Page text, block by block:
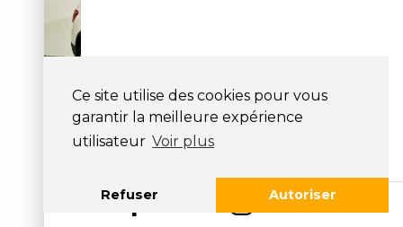
Ce site utilise des cookies pour vous
garantir la meilleure expérience
utilisateur Voir plus
Refuser Autoriser
BMW X3 X3 F25
XDRIVE20I
12 400€